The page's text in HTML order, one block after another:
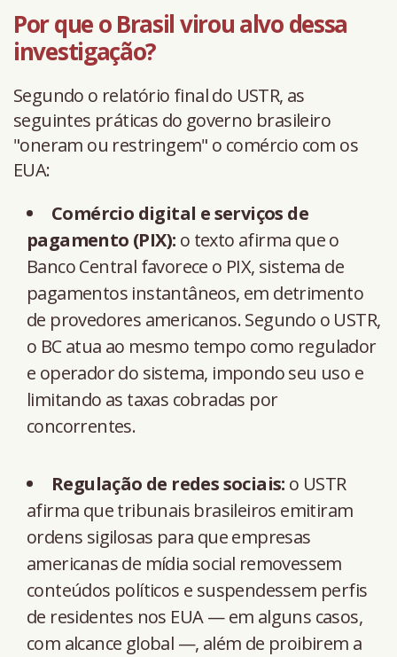
Por que o Brasil virou alvo dessa
investigação?
Segundo o relatório final do USTR, as
seguintes práticas do governo brasileiro
"oneram ou restringem" o comércio com os
EUA:
Comércio digital e serviços de
pagamento (PIX): o texto afirma que o
Banco Central favorece o PIX, sistema de
pagamentos instantâneos, em detrimento
de provedores americanos. Segundo o USTR,
o BC atua ao mesmo tempo como regulador
e operador do sistema, impondo seu uso e
limitando as taxas cobradas por
concorrentes.
Regulação de redes sociais: o USTR
afirma que tribunais brasileiros emitiram
ordens sigilosas para que empresas
americanas de mídia social removessem
conteúdos políticos e suspendessem perfis
de residentes nos EUA — em alguns casos,
com alcance global —, além de proibirem a